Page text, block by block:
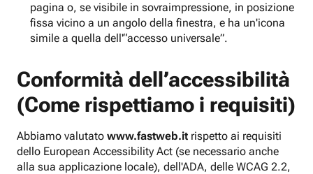
pagina o, se visibile in sovraimpressione, in posizione
fissa vicino a un angolo della finestra, e ha un'icona
simile a quella dell'“accesso universale”.
Conformità dell’accessibilità
(Come rispettiamo i requisiti)
Abbiamo valutato www.fastweb.it rispetto ai requisiti
dello European Accessibility Act (se necessario anche
alla sua applicazione locale), dell'ADA, delle WCAG 2.2,